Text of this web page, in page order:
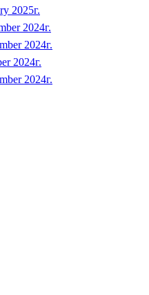
2025г.
2024г.
2024г.
2024г.
2024г.